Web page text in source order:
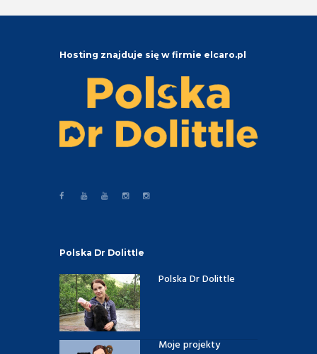
Hosting znajduje się w firmie elcaro.pl
Polska Dr Dolittle
Polska Dr Dolittle
Moje projekty